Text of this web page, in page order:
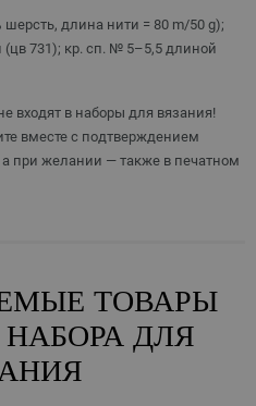
шерсть, длина нити = 80 m/50 g);
(цв 731); кр. сп. № 5–5,5 длиной
входят в наборы для вязания!
вместе с подтверждением
а при желании — также в печатном
ТОВАРЫ
ДЛЯ